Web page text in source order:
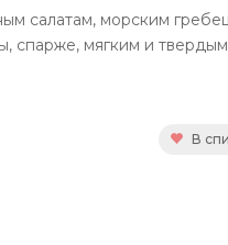
салатам, морским
спарже, мягким и
В